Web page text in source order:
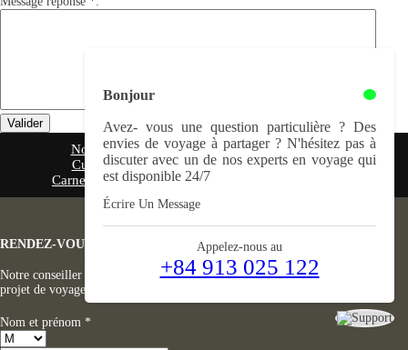
Valider
Notre agence Nos voyages
Guide pratique
Culture Vietnamienne
Cuisine Vietnamienne
Carnet de voyage
Partage
RENDEZ-VOUS TÉLÉPHONIQUE, RAPIDE ET GRATUIT
Notre conseiller vous contactera pour cibler vos attentes et vous proposer un
projet de voyage selon vos envies.
Nom et prénom *
Bonjour
Avez- vous une question particulière ? Des
envies de voyage à partager ? N'hésitez pas à
discuter avec un de nos experts en voyage qui
est disponible 24/7
Écrire Un Message
Appelez-nous au
+84 913 025 122